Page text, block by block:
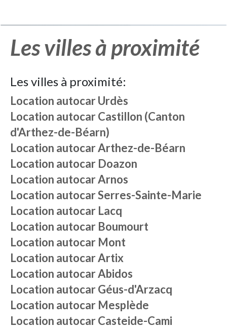
Les villes à proximité
Les villes à proximité:
Location autocarUrdès
Location autocarCastillon (Canton
d'Arthez-de-Béarn)
Location autocarArthez-de-Béarn
Location autocar Doazon
Location autocarArnos
Location autocarSerres-Sainte-Marie
Location autocar Lacq
Location autocar Boumourt
Location autocar Mont
Location autocarArtix
Location autocarAbidos
Location autocarGéus-d'Arzacq
Location autocar Mesplède
Location autocarCasteide-Cami